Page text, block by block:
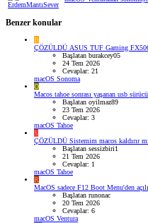
Benzer konular
B
ÇÖZÜLDÜ ASUS TUF Gaming
Başlatan burakcey05
24 Tem 2026
Cevaplar: 21
macOS Sonoma
O
Macos tahoe sonrası yaşanan usb
Başlatan oyilmaz89
23 Tem 2026
Cevaplar: 3
macOS Tahoe
S
ÇÖZÜLDÜ Sistemim macos kaldırır
Başlatan sessizbiri1
21 Tem 2026
Cevaplar: 1
macOS Tahoe
R
MacOS sadece F12 Boot Menu'den
Başlatan runonac
20 Tem 2026
Cevaplar: 6
macOS Ventura